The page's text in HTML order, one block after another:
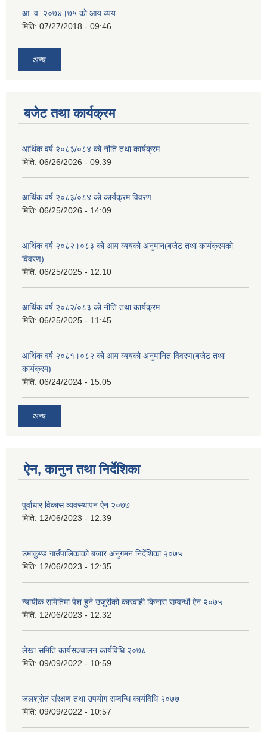
आ‍. व. २०७४।७५ काे आय व्यय
मिति: 07/27/2018 - 09:46
अन्य
बजेट तथा कार्यक्रम
आर्थिक वर्ष २०८३/०८४ को नीति तथा कार्यक्रम
मिति: 06/26/2026 - 09:39
आर्थिक वर्ष २०८३/०८४ को कार्यक्रम विवरण
मिति: 06/25/2026 - 14:09
आर्थिक वर्ष २०८२।०८३ को आय व्ययको अनुमान(बजेट तथा कार्यक्रमको
विवरण)
मिति: 06/25/2025 - 12:10
आर्थिक वर्ष २०८२/०८३ को नीति तथा कार्यक्रम
मिति: 06/25/2025 - 11:45
आर्थिक वर्ष २०८१।०८२ को आय व्ययको अनुमानित विवरण(बजेट तथा
कार्यक्रम)
मिति: 06/24/2024 - 15:05
अन्य
ऐन, कानुन तथा निर्देशिका
पुर्वाधार विकास व्यवस्थापन ऐन २०७७
मिति: 12/06/2023 - 12:39
उमाकुण्ड गाउँपालिकाको बजार अनुगमन निर्देशिका २०७५
मिति: 12/06/2023 - 12:35
न्यायीक समितिमा पेश हुने उजुरीको कारवाही किनारा सम्वन्धी ऐन २०७५
मिति: 12/06/2023 - 12:32
लेखा समिति कार्यसञ्चालन कार्यविधि २०७८
मिति: 09/09/2022 - 10:59
जलश्राेत संरक्षण तथा उपयाेग सम्वन्धि कार्यविधि २०७७
मिति: 09/09/2022 - 10:57